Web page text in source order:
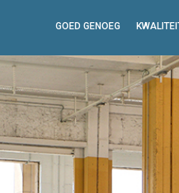
GOED GENOEG